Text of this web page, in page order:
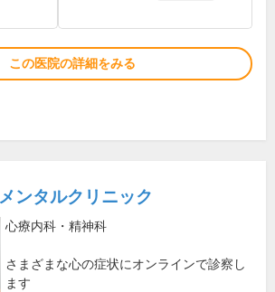
この医院の詳細をみる
メンタルクリニック
心療内科・精神科
さまざまな心の症状にオンラインで診察し
ます